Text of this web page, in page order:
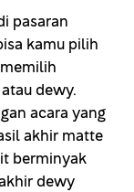
pasaran
kamu pilih
dewy.
acara yang
akhir matte
berminyak
dewy